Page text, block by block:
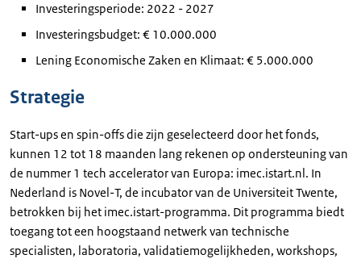
Investeringsperiode: 2022 - 2027
Investeringsbudget: € 10.000.000
Lening Economische Zaken en Klimaat: € 5.000.000
Strategie
Start-ups en spin-offs die zijn geselecteerd door het fonds,
kunnen 12 tot 18 maanden lang rekenen op ondersteuning van
de nummer 1 tech accelerator van Europa: imec.istart.nl. In
Nederland is Novel-T, de incubator van de Universiteit Twente,
betrokken bij het imec.istart-programma. Dit programma biedt
toegang tot een hoogstaand netwerk van technische
specialisten, laboratoria, validatiemogelijkheden, workshops,